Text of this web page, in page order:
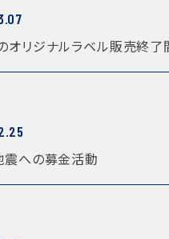
オリジナルラベル販売終了間
震への募金活動